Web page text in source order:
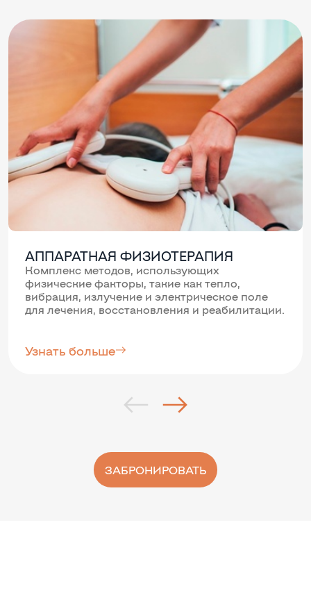
АППАРАТНАЯ ФИЗИОТЕРАПИЯ
Комплекс методов, использующих
физические факторы, такие как тепло,
вибрация, излучение и электрическое поле
для лечения, восстановления и реабилитации.
Узнать больше
ЗАБРОНИРОВАТЬ